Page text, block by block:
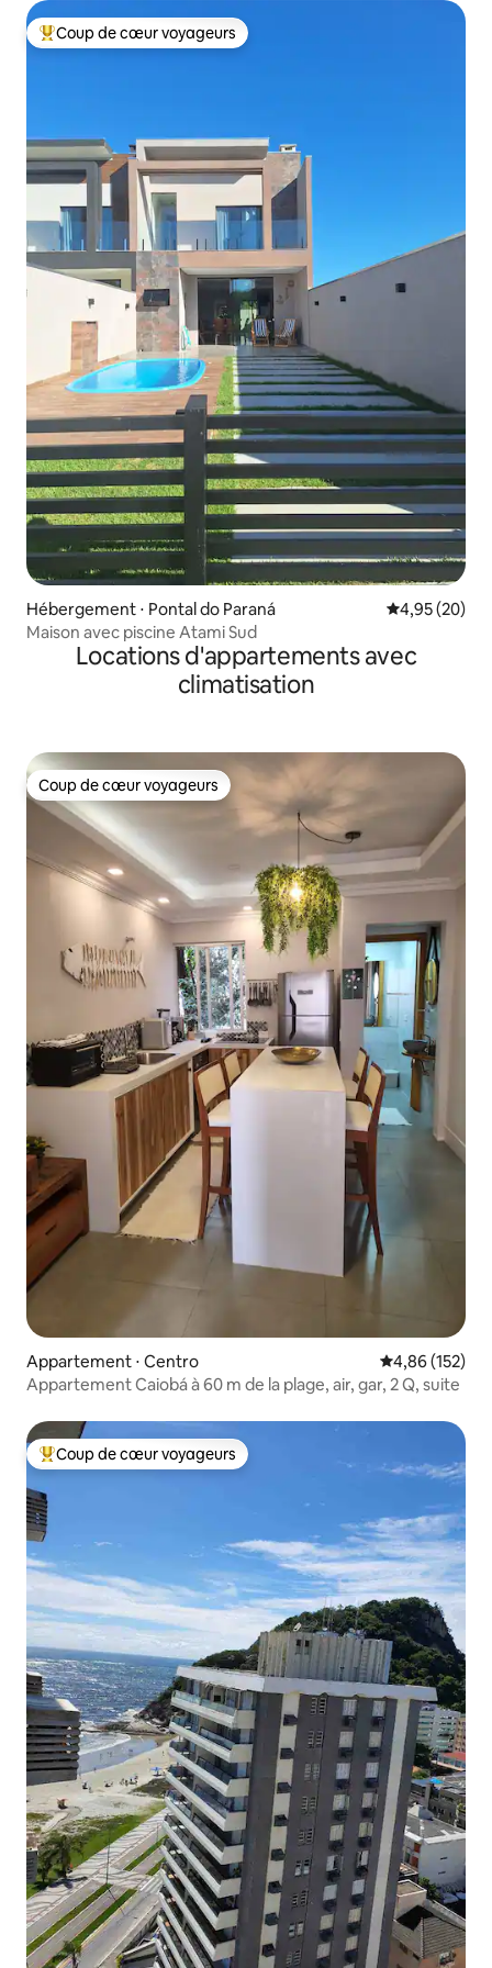
Coups de cœur voyageurs les plus appréciés
Coup de cœur voyageurs
Hébergement ⋅ Pontal do Paraná Évaluation
4,95 (20)
Maison avec piscine Atami Sud
Locations d'appartements avec
climatisation
Coup de cœur voyageurs
Coup de cœur voyageurs
Appartement ⋅ Centro Évaluation
4,86 (152)
Appartement Caiobá à 60 m de la plage, air, gar, 2 Q, suite
Coups de cœur voyageurs les plus appréciés
Coup de cœur voyageurs